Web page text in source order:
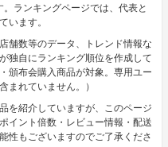
ランキングページでは、代表と
います。
舗数等のデータ、トレンド情報な
独自にランキング順位を作成して
頒布会購入商品が対象。専用ユー
まれていません。）
を紹介していますが、このページ
イント倍数・レビュー情報・配送
性もございますのでご了承くださ